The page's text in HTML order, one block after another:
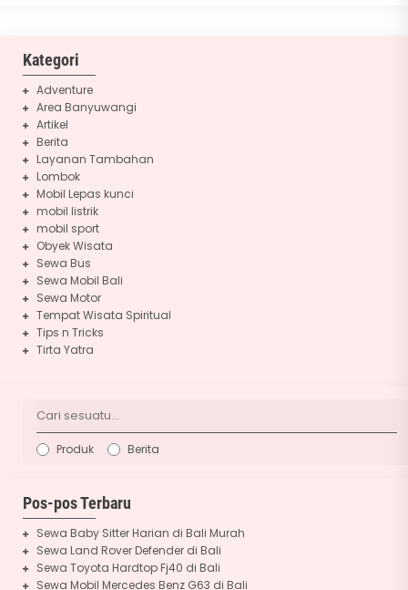
Kategori
Adventure
Area Banyuwangi
Artikel
Berita
Layanan Tambahan
Lombok
Mobil Lepas kunci
mobil listrik
mobil sport
Obyek Wisata
Sewa Bus
Sewa Mobil Bali
Sewa Motor
Tempat Wisata Spiritual
Tips n Tricks
Tirta Yatra
Produk Berita
Pos-pos Terbaru
Sewa Baby Sitter Harian di Bali Murah
Sewa Land Rover Defender di Bali
Sewa Toyota Hardtop Fj40 di Bali
Sewa Mobil Mercedes Benz G63 di Bali